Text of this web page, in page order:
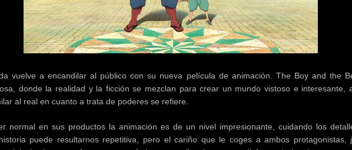
vuelve a encandilar al público con su nueva película de animación. The Boy and the
donde la realidad y la ficción se mezclan para crear un mundo vistoso e interesante,
al real en cuanto a trata de poderes se refiere.
normal en sus productos la animación es de un nivel impresionante, cuidando los
puede resultarnos repetitiva, pero el cariño que le coges a ambos protagonistas,